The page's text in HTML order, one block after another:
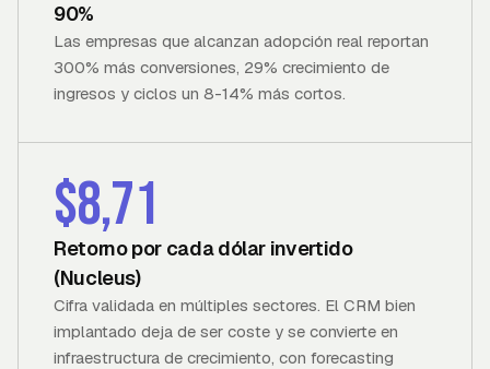
90%
Las empresas que alcanzan adopción real reportan
300% más conversiones, 29% crecimiento de
ingresos y ciclos un 8-14% más cortos.
$8,71
Retorno por cada dólar invertido
(Nucleus)
Cifra validada en múltiples sectores. El CRM bien
implantado deja de ser coste y se convierte en
infraestructura de crecimiento, con forecasting